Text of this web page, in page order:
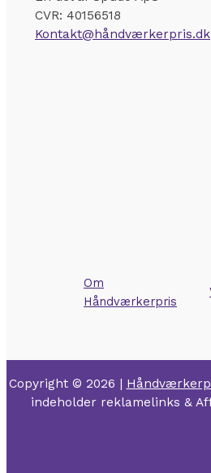
CVR: 40156518
Kontakt@håndværkerpris.dk
Om
Håndværkerpris
Copyright © 2026 |
indeholder reklamelinks &